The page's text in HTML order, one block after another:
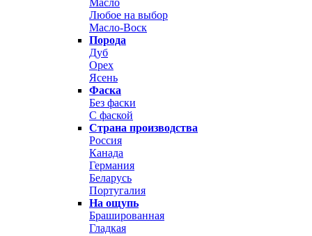
Масло
Любое на выбор
Масло-Воск
Порода
Дуб
Орех
Ясень
Фаска
Без фаски
С фаской
Страна производства
Россия
Канада
Германия
Беларусь
Португалия
На ощупь
Брашированная
Гладкая